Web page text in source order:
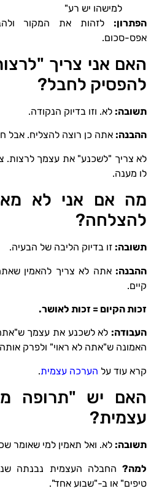
למישהו יש רע"
הפתרון: לזהות את המקור
אפס-סכום.
האם אני צריך
להפסיק לחבל?
תשובה: לא. וזו בדיוק הנקודה.
ההבנה: אתה כן רוצה להצליח.
לא צריך "לשכנע" את עצמך לרצות.
לו מענה.
מה אם אני לא
להצלחה?
תשובה: זו בדיוק הליבה של הבעיה.
ההבנה: אתה לא צריך להאמין
קיים.
זכות הקיום = זכות לאושר.
העבודה: לא לשכנע את עצמך
האמונה ש"אתה לא ראוי" ולפרק
קרא עוד על הערכה עצמית.
האם יש "תרופה
עצמית?
תשובה: לא. ואל תאמין למי שאומר
למה?
טיפים" או ב-"שבוע אחד".